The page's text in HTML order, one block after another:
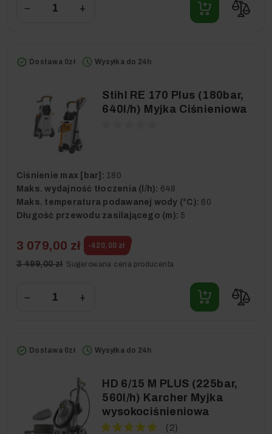
− +
Dostawa 0zł Wysyłka do 24h
Stihl RE 170 Plus (180bar,
640l/h) Myjka Ciśnieniowa
Ciśnienie max [bar]: 180
Maks. wydajność tłoczenia (l/h): 648
Maks. temperatura podawanej wody (°C): 60
Długość przewodu zasilającego (m): 5
3 079,00 zł -420,00 zł
3 499,00 zł Sugerowana cena producenta
− +
Dostawa 0zł Wysyłka do 24h
HD 6/15 M PLUS (225bar,
560l/h) Karcher Myjka
wysokociśnieniowa
(2)